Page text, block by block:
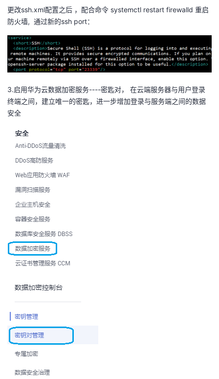
者
学
堂
我
的
课
程
我
的
认
我
的
验
我
收
藏
支
持
我
的
技
术
支
我
的
云
声
议
更改ssh.xml配置之后 ，配合命令 systemctl restart firewalld 重启
防火墙, 通过新的ssh port：
3.启用华为云数据加密服务----密匙对， 在云端服务器与用户登录
终端之间，建立唯一的密匙，进一步增加登录与服务端之间的数据
安全